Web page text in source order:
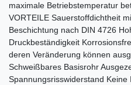
maximale Betriebstemperatur
VORTEILE Sauerstoffdichtheit
Beschichtung nach DIN 4726
Druckbeständigkeit
deren Veränderung können
Schweißbares Basisrohr
Spannungsrisswiderstand